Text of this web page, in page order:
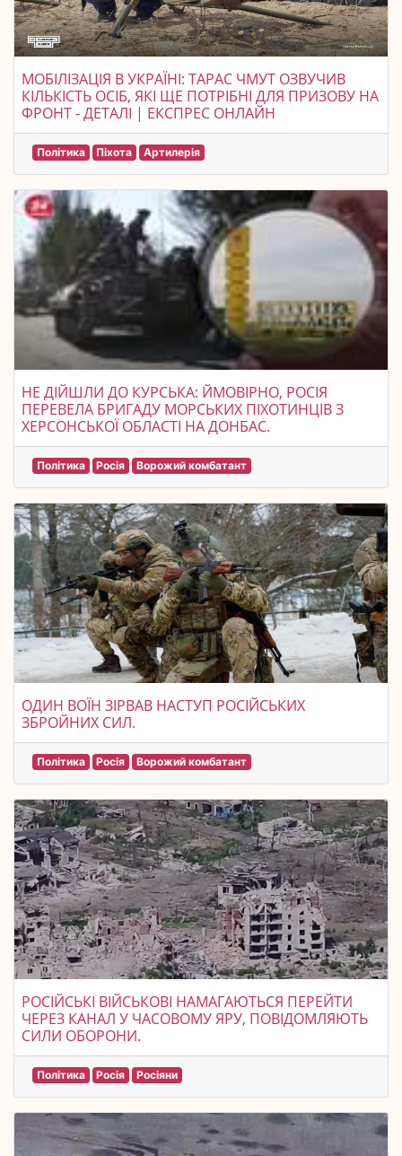
МОБІЛІЗАЦІЯ В УКРАЇНІ: ТАРАС ЧМУТ ОЗВУЧИВ
КІЛЬКІСТЬ ОСІБ, ЯКІ ЩЕ ПОТРІБНІ ДЛЯ ПРИЗОВУ НА
ФРОНТ - ДЕТАЛІ | ЕКСПРЕС ОНЛАЙН
Політика Піхота Артилерія
НЕ ДІЙШЛИ ДО КУРСЬКА: ЙМОВІРНО, РОСІЯ
ПЕРЕВЕЛА БРИГАДУ МОРСЬКИХ ПІХОТИНЦІВ З
ХЕРСОНСЬКОЇ ОБЛАСТІ НА ДОНБАС.
Політика Росія Ворожий комбатант
ОДИН ВОЇН ЗІРВАВ НАСТУП РОСІЙСЬКИХ
ЗБРОЙНИХ СИЛ.
Політика Росія Ворожий комбатант
РОСІЙСЬКІ ВІЙСЬКОВІ НАМАГАЮТЬСЯ ПЕРЕЙТИ
ЧЕРЕЗ КАНАЛ У ЧАСОВОМУ ЯРУ, ПОВІДОМЛЯЮТЬ
СИЛИ ОБОРОНИ.
Політика Росія Росіяни